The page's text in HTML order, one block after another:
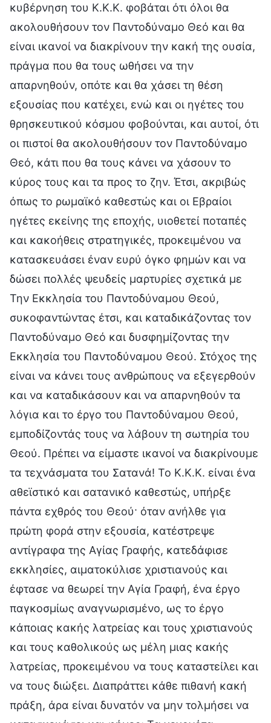
κυβέρνηση του Κ.Κ.Κ. φοβάται ότι όλοι θα
ακολουθήσουν τον Παντοδύναμο Θεό και θα
είναι ικανοί να διακρίνουν την κακή της ουσία,
πράγμα που θα τους ωθήσει να την
απαρνηθούν, οπότε και θα χάσει τη θέση
εξουσίας που κατέχει, ενώ και οι ηγέτες του
θρησκευτικού κόσμου φοβούνται, και αυτοί, ότι
οι πιστοί θα ακολουθήσουν τον Παντοδύναμο
Θεό, κάτι που θα τους κάνει να χάσουν το
κύρος τους και τα προς το ζην. Έτσι, ακριβώς
όπως το ρωμαϊκό καθεστώς και οι Εβραίοι
ηγέτες εκείνης της εποχής, υιοθετεί ποταπές
και κακοήθεις στρατηγικές, προκειμένου να
κατασκευάσει έναν ευρύ όγκο φημών και να
δώσει πολλές ψευδείς μαρτυρίες σχετικά με
Την Εκκλησία του Παντοδύναμου Θεού,
συκοφαντώντας έτσι, και καταδικάζοντας τον
Παντοδύναμο Θεό και δυσφημίζοντας την
Εκκλησία του Παντοδύναμου Θεού. Στόχος της
είναι να κάνει τους ανθρώπους να εξεγερθούν
και να καταδικάσουν και να απαρνηθούν τα
λόγια και το έργο του Παντοδύναμου Θεού,
εμποδίζοντάς τους να λάβουν τη σωτηρία του
Θεού. Πρέπει να είμαστε ικανοί να διακρίνουμε
τα τεχνάσματα του Σατανά! Το Κ.Κ.Κ. είναι ένα
αθεϊστικό και σατανικό καθεστώς, υπήρξε
πάντα εχθρός του Θεού· όταν ανήλθε για
πρώτη φορά στην εξουσία, κατέστρεψε
αντίγραφα της Αγίας Γραφής, κατεδάφισε
εκκλησίες, αιματοκύλισε χριστιανούς και
έφτασε να θεωρεί την Αγία Γραφή, ένα έργο
παγκοσμίως αναγνωρισμένο, ως το έργο
κάποιας κακής λατρείας και τους χριστιανούς
και τους καθολικούς ως μέλη μιας κακής
λατρείας, προκειμένου να τους καταστείλει και
να τους διώξει. Διαπράττει κάθε πιθανή κακή
πράξη, άρα είναι δυνατόν να μην τολμήσει να